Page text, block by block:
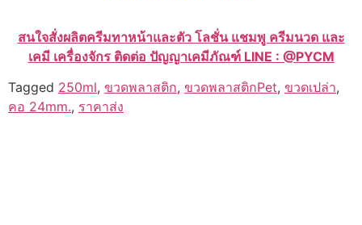
สนใจสั่งผลิตครีมทาหน้าและตัว โลชั่น แชมพู ครีมนวด และ
เคมี เครื่องจักร ติดต่อ ปัญญาเคมีภัณฑ์ LINE : @PYCM
Tagged 250ml, ขวดพลาสติก, ขวดพลาสติกPet, ขวดเปล่า,
คอ 24mm., ราคาส่ง